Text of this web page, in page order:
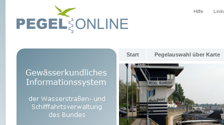
Hilfe
Start Pegelauswahl über Karte